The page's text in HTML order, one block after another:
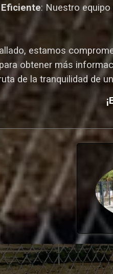
: Nuestro
estamos
para obtener más
de la tranquilidad de